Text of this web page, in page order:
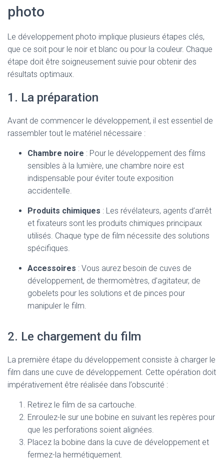
photo
Le développement photo implique plusieurs étapes clés,
que ce soit pour le noir et blanc ou pour la couleur. Chaque
étape doit être soigneusement suivie pour obtenir des
résultats optimaux.
1. La préparation
Avant de commencer le développement, il est essentiel de
rassembler tout le matériel nécessaire :
Chambre noire : Pour le développement des films
sensibles à la lumière, une chambre noire est
indispensable pour éviter toute exposition
accidentelle.
Produits chimiques : Les révélateurs, agents d’arrêt
et fixateurs sont les produits chimiques principaux
utilisés. Chaque type de film nécessite des solutions
spécifiques.
Accessoires : Vous aurez besoin de cuves de
développement, de thermomètres, d’agitateur, de
gobelets pour les solutions et de pinces pour
manipuler le film.
2. Le chargement du film
La première étape du développement consiste à charger le
film dans une cuve de développement. Cette opération doit
impérativement être réalisée dans l’obscurité :
Retirez le film de sa cartouche.
Enroulez-le sur une bobine en suivant les repères pour
que les perforations soient alignées.
Placez la bobine dans la cuve de développement et
fermez-la hermétiquement.